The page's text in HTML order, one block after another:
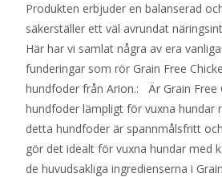
Produkten erbjuder en balanserad
säkerställer ett väl avrundat
Här har vi samlat några av era
funderingar som rör Grain Free
hundfoder från Arion.: Är Grain Free
hundfoder lämpligt för vuxna hundar
detta hundfoder är spannmålsfritt
gör det idealt för vuxna hundar med
de huvudsakliga ingredienserna i